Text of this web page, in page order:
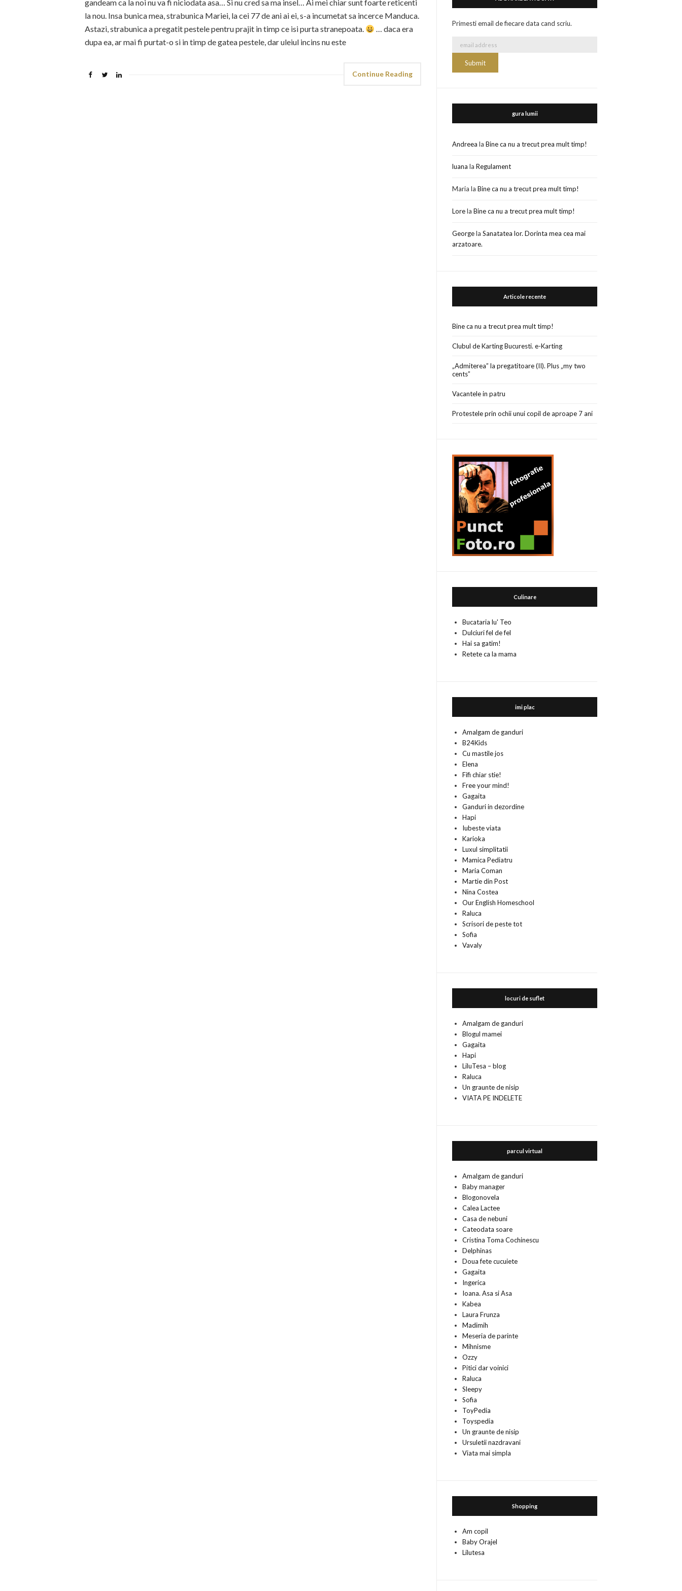
gandeam ca la noi nu va fi niciodata asa… Si nu cred sa ma insel… Ai mei chiar sunt foarte reticenti
la nou. Insa bunica mea, strabunica Mariei, la cei 77 de ani ai ei, s-a incumetat sa incerce Manduca.
Astazi, strabunica a pregatit pestele pentru prajit in timp ce isi purta stranepoata.
… daca era
dupa ea, ar mai fi purtat-o si in timp de gatea pestele, dar uleiul incins nu este
Continue Reading
Primesti email de fiecare data cand scriu.
gura lumii
Andreea laBine ca nu a trecut prea mult timp!
luana laRegulament
Maria laBine ca nu a trecut prea mult timp!
LorelaBine ca nu a trecut prea mult timp!
GeorgelaSanatatea lor. Dorinta mea cea mai
arzatoare.
Articole recente
Bine ca nu a trecut prea mult timp!
Clubul de Karting Bucuresti. e-Karting
„Admiterea” la pregatitoare (II). Plus „my two
cents”
Vacantele in patru
Protestele prin ochii unui copil de aproape 7 ani
Culinare
Bucataria lu' Teo
Dulciuri fel de fel
Hai sa gatim!
Retete ca la mama
imi plac
Amalgam de ganduri
B24Kids
Cu mastile jos
Elena
Fifi chiar stie!
Free your mind!
Gagaita
Ganduri in dezordine
Hapi
Iubeste viata
Karioka
Luxul simplitatii
Mamica Pediatru
Maria Coman
Martie din Post
Nina Costea
Our English Homeschool
Raluca
Scrisori de peste tot
Sofia
Vavaly
locuri de suflet
Amalgam de ganduri
Blogul mamei
Gagaita
Hapi
LiluTesa – blog
Raluca
Un graunte de nisip
VIATA PE INDELETE
parcul virtual
Amalgam de ganduri
Baby manager
Blogonovela
Calea Lactee
Casa de nebuni
Cateodata soare
Cristina Toma Cochinescu
Delphinas
Doua fete cucuiete
Gagaita
Ingerica
Ioana. Asa si Asa
Kabea
Laura Frunza
Madimih
Meseria de parinte
Mihnisme
Ozzy
Pitici dar voinici
Raluca
Sleepy
Sofia
ToyPedia
Toyspedia
Un graunte de nisip
Ursuletii nazdravani
Viata mai simpla
Shopping
Am copil
Baby Orajel
Lilutesa